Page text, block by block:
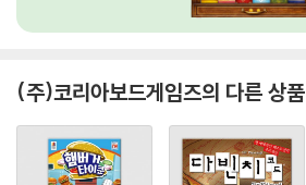
(주)코리아보드게임즈의 다른 상품